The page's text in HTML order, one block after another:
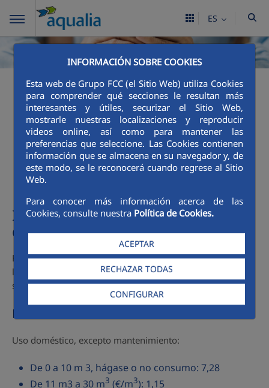
INFORMACIÓN SOBRE COOKIES
Esta web de Grupo FCC (el Sitio Web) utiliza Cookies
para comprender qué secciones le resultan más
interesantes y útiles, securizar el Sitio Web,
mostrarle nuestras localizaciones y reproducir
videos online, así como para mantener las
preferencias que seleccione. Las Cookies contienen
información que se almacena en su navegador y, de
este modo, se le reconocerá cuando regrese al Sitio
Web.
Para conocer más información acerca de las
Cookies, consulte nuestra Política de Cookies.
ACEPTAR
RECHAZAR TODAS
CONFIGURAR
ES
Mecanismos de acción
social del Ayuntamiento
de Arico
Información sobre mecanismo,
destinatarios y requisitos
Para los clientes de la localidad de Arico que concurran en
la siguientes circunstacioas se aplicrá una bonificación en
su tarifa de agua:
Para Familia Numerosa/Pensionista
Uso doméstico, excepto mantenimiento:
De 0 a 10 m 3, hágase o no consumo: 7,28
De 11 m3 a 30 m3 (€/m3): 1,15